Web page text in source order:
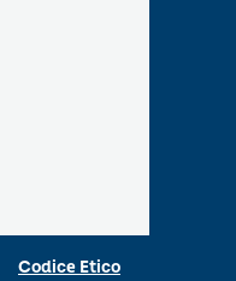
Codice Etico